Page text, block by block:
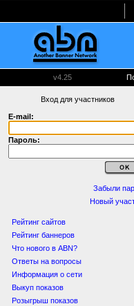
v4.25
Вход для участников
E-mail:
Пароль:
Забыли
Новый
Рейтинг сайтов
Рейтинг баннеров
Что нового в ABN?
Ответы на вопросы
Информация о сети
Выкуп показов
Розыгрыш показов